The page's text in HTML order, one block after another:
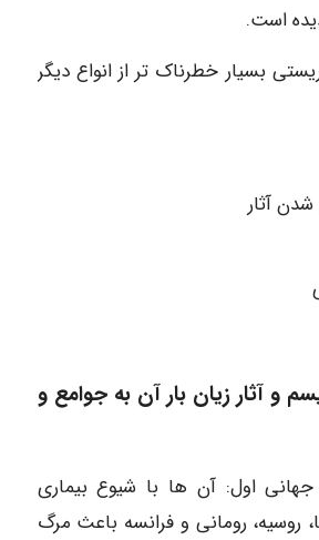
است.
بسیار خطرناک تر از انواع دیگر
آثار
و آثار زیان بار آن به جوامع و
اول: آن ها با شیوع بیماری
روسیه، رومانی و فرانسه باعث مرگ